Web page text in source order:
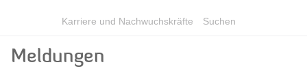
Karriere und Nachwuchskräfte Suchen
Meldungen